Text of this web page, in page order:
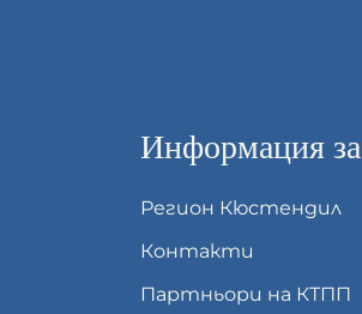
Информация за
Регион Кюстендил
Контакти
Партньори на КТПП